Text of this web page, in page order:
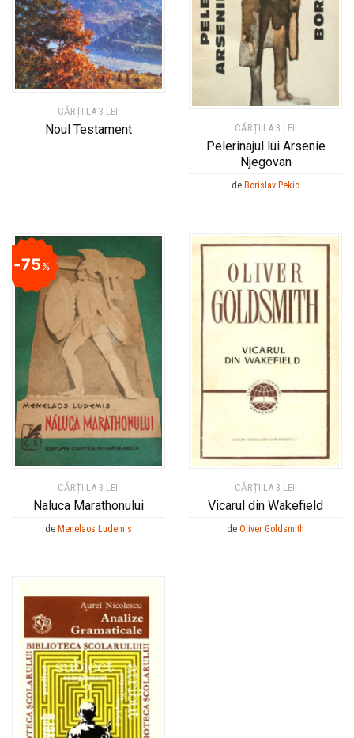
CĂRȚI LA 3 LEI!
Noul Testament CĂRȚI LA 3 LEI!
Pelerinajul lui Arsenie
Njegovan
de Borislav Pekic
CĂRȚI LA 3 LEI!
Naluca Marathonului
75%
de Menelaos Ludemis
CĂRȚI LA 3 LEI!
Vicarul din Wakefield
de Oliver Goldsmith